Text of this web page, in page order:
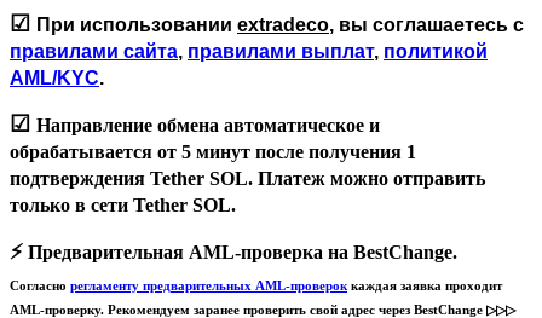
☑ При использовании extradeco, вы соглашаетесь с
правилами сайта, правилами выплат, политикой
AML/KYC.
☑ Направление обмена автоматическое и
обрабатывается от 5 минут после получения 1
подтверждения Tether SOL. Платеж можно отправить
только в сети Tether SOL.
⚡️ Предварительная AML-проверка на BestChange.
Согласно регламенту предварительных AML-проверок каждая заявка проходит
AML-проверку. Рекомендуем заранее проверить свой адрес через BestChange ▷▷▷